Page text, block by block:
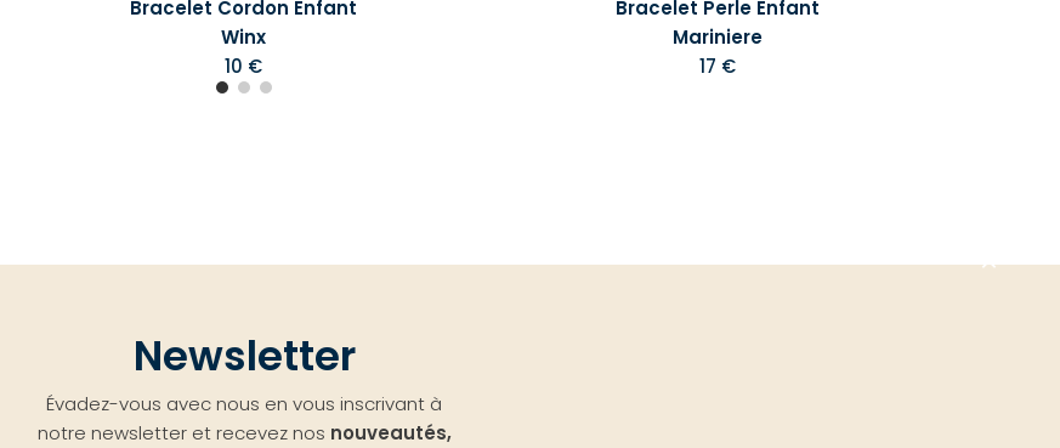
Bracelet Cordon Enfant
Winx
10 €
Bracelet Perle Enfant
Mariniere
17 €
Newsletter
Évadez-vous avec nous en vous inscrivant à
notre newsletter et recevez nos nouveautés,